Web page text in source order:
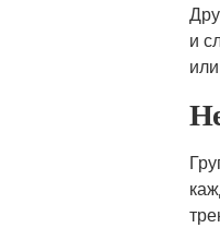
и